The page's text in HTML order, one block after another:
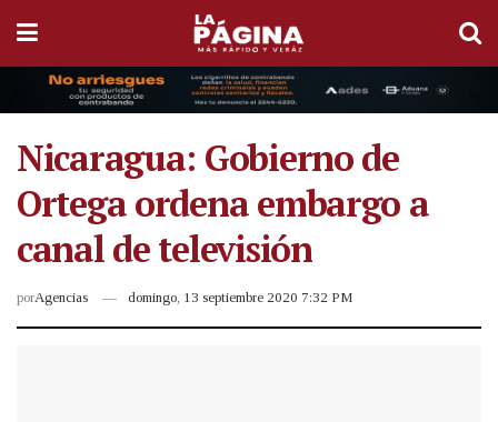
Nicaragua: Gobierno de
Ortega ordena embargo a
canal de televisión
porAgencias domingo, 13 septiembre 2020 7:32 PM